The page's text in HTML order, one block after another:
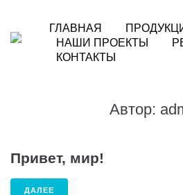
контенту
ГЛАВНАЯ
НАШИ ПРОЕКТЫ
КОНТАКТЫ
Автор:
Привет, мир!
ДАЛЕЕ